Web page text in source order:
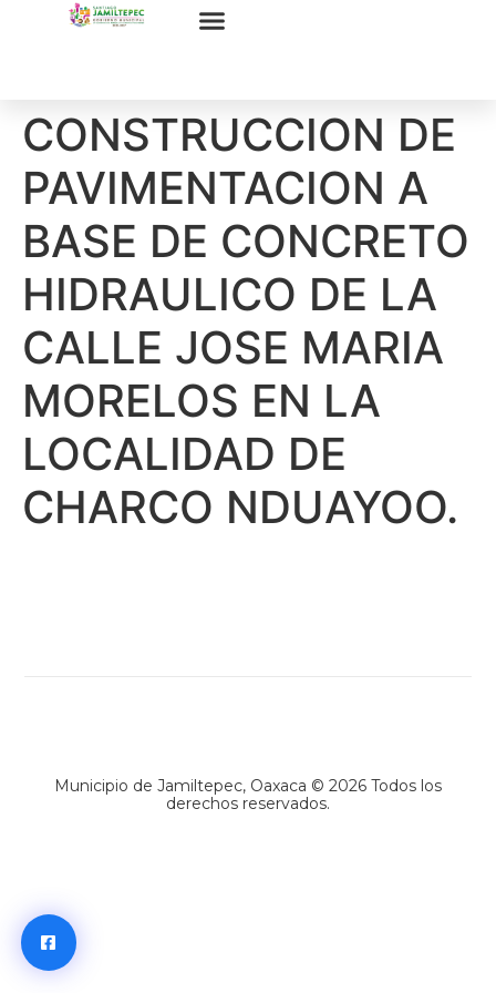
CONSTRUCCION DE
PAVIMENTACION A
BASE DE CONCRETO
HIDRAULICO DE LA
CALLE JOSE MARIA
MORELOS EN LA
LOCALIDAD DE
CHARCO NDUAYOO.
Municipio de Jamiltepec, Oaxaca © 2026 Todos los
derechos reservados.